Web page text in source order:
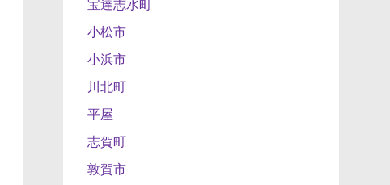
宝達志水町
小松市
小浜市
川北町
平屋
志賀町
敦賀市